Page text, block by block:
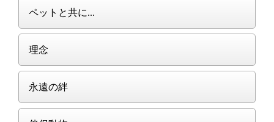
ペットと共に...
理念
永遠の絆